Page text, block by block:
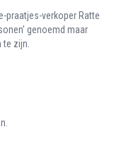
praatjes-verkoper Ratte
genoemd maar
te zijn.